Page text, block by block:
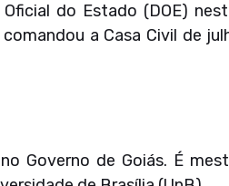
do Estado (DOE)
a Casa Civil de
Governo de Goiás. É